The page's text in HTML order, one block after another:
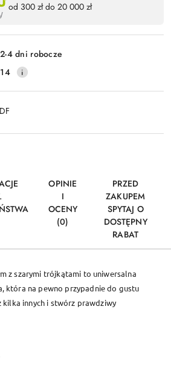
od 300 zł do 20 000 zł
2-4 dni robocze
14
OPINIE
I
OCENY
(0)
PRZED
ZAKUPEM
SPYTAJ O
DOSTĘPNY
RABAT
z szarymi trójkątami to uniwersalna
która na pewno przypadnie do gustu
kilka innych i stwórz prawdziwy